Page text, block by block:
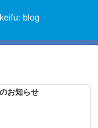
blog
お知らせ